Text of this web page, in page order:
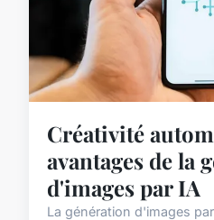
Créativité
avantages de la
d'images par IA
La génération d'images